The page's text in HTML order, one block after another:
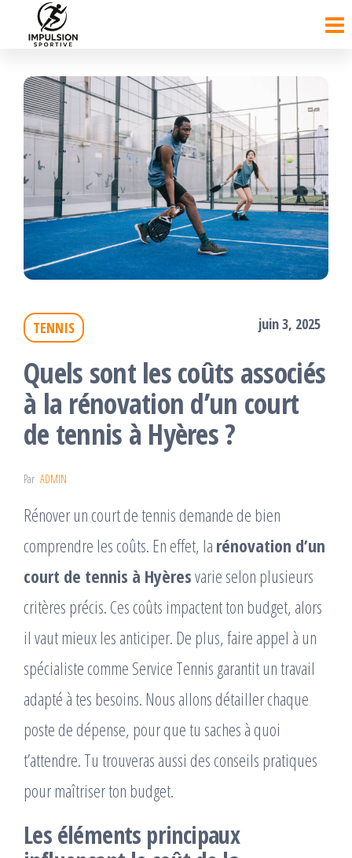
contenu
TENNIS juin 3, 2025
Quels sont les coûts associés
à la rénovation d’un court
de tennis à Hyères ?
Par ADMIN
Rénover un court de tennis demande de bien
comprendre les coûts. En effet, la rénovation d’un
court de tennis à Hyèresvarie selon plusieurs
critères précis. Ces coûts impactent ton budget, alors
il vaut mieux les anticiper. De plus, faire appel à un
spécialiste comme Service Tennis garantit un travail
adapté à tes besoins. Nous allons détailler chaque
poste de dépense, pour que tu saches à quoi
t’attendre. Tu trouveras aussi des conseils pratiques
pour maîtriser ton budget.
Les éléments principaux